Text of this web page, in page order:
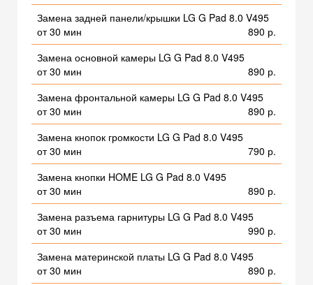
Замена задней панели/крышки LG G Pad 8.0 V495
от 30 мин
890 р.
Замена основной камеры LG G Pad 8.0 V495
от 30 мин
890 р.
Замена фронтальной камеры LG G Pad 8.0 V495
от 30 мин
890 р.
Замена кнопок громкости LG G Pad 8.0 V495
от 30 мин
790 р.
Замена кнопки HOME LG G Pad 8.0 V495
от 30 мин
890 р.
Замена разъема гарнитуры LG G Pad 8.0 V495
от 30 мин
990 р.
Замена материнской платы LG G Pad 8.0 V495
от 30 мин
890 р.